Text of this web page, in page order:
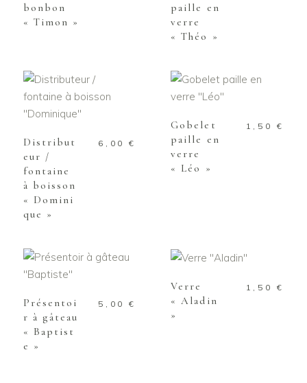
bonbon
« Timon »
paille en
verre
« Théo »
AJOUTER AU
PANIER
Distribut
eur /
fontaine
à boisson
« Domini
que »
6,00€
AJOUTER AU
PANIER
Gobelet
paille en
verre
« Léo »
1,50 €
AJOUTER AU
PANIER
Présentoi
r à gâteau
« Baptist
e »
5,00€
PANIER
Verre
« Aladin
»
1,50 €